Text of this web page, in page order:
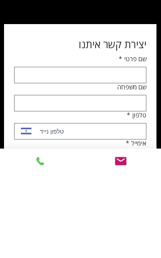
יצירת קשר איתנו
שם פרטי *
שם משפחה
טלפון *
אימייל *